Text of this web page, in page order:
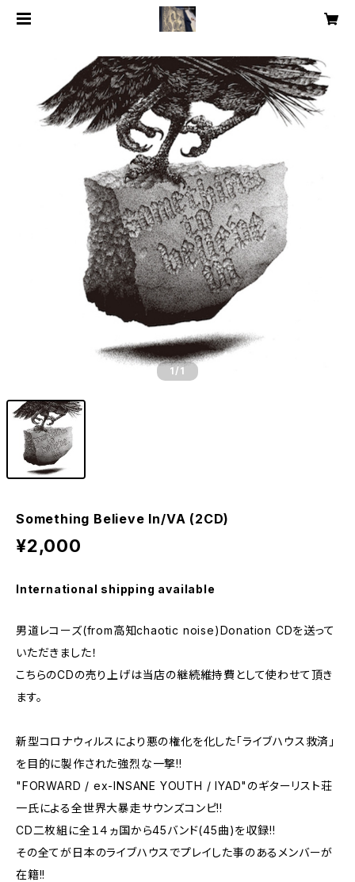
1/1
Something Believe In/VA (2CD)
¥2,000
International shipping available
男道レコーズ(from高知chaotic noise)Donation CDを送って
いただきました！
こちらのCDの売り上げは当店の継続維持費として使わせて頂き
ます。
新型コロナウィルスにより悪の権化を化した「ライブハウス救済」
を目的に製作された強烈な一撃!!
"FORWARD / ex-INSANE YOUTH / IYAD"のギターリスト荘
一氏による全世界大暴走サウンズコンピ!!
CD二枚組に全１４ヵ国から45バンド(45曲)を収録!!
その全てが日本のライブハウスでプレイした事のあるメンバーが
在籍!!